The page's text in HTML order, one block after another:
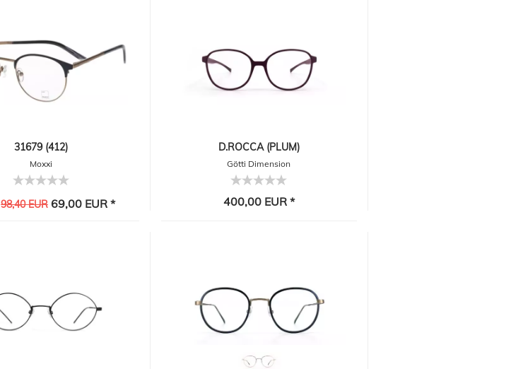
31679 (412)
Moxxi
98,40 EUR69,00 EUR *
D.ROCCA (PLUM)
Götti Dimension
400,00 EUR *